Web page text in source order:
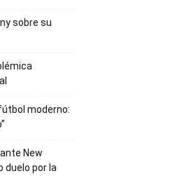
sobre su
moderno:
New
duelo por la